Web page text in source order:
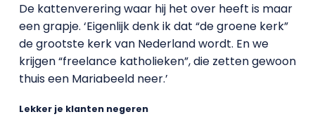
De kattenverering waar hij het over heeft is maar
een grapje. ‘Eigenlijk denk ik dat “de groene kerk”
de grootste kerk van Nederland wordt. En we
krijgen “freelance katholieken”, die zetten gewoon
thuis een Mariabeeld neer.’
Lekker je klanten negeren